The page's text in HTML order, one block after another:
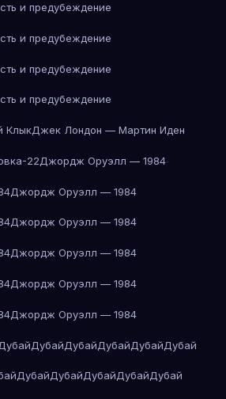
и предубеждение
и предубеждение
и предубеждение
и предубеждение
КлыкДжек Лондон — Мартин Иден
22Джордж Оруэлл — 1984
Джордж Оруэлл — 1984
Джордж Оруэлл — 1984
Джордж Оруэлл — 1984
Джордж Оруэлл — 1984
Джордж Оруэлл — 1984
ДубайДубайДубайДубайДубайДубай
ДубайДубайДубайДубайДубай